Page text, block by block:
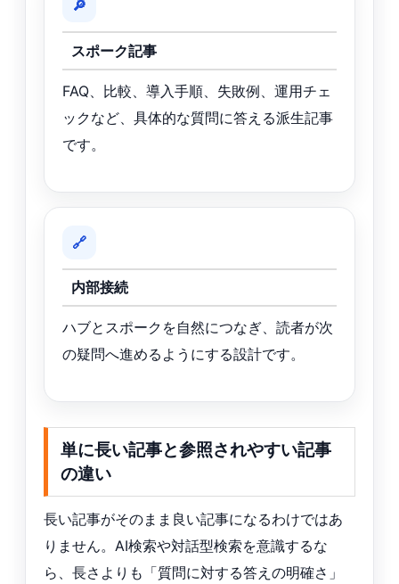
🔎
スポーク記事
FAQ、比較、導入手順、失敗例、運用チェ
ックなど、具体的な質問に答える派生記事
です。
🔗
内部接続
ハブとスポークを自然につなぎ、読者が次
の疑問へ進めるようにする設計です。
単に長い記事と参照されやすい記事
の違い
長い記事がそのまま良い記事になるわけではあ
りません。AI検索や対話型検索を意識するな
ら、長さよりも「質問に対する答えの明確さ」